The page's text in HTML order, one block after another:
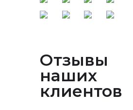
Отзывы
наших
клиентов